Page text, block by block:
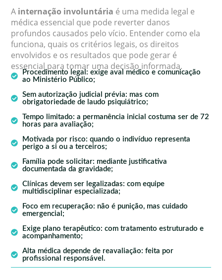
A internação involuntária é uma medida legal e
médica essencial que pode reverter danos
profundos causados pelo vício. Entender como ela
funciona, quais os critérios legais, os direitos
envolvidos e os resultados que pode gerar é
essencial para tomar uma decisão informada.
Procedimento legal: exige aval médico e comunicação
ao Ministério Público;
Sem autorização judicial prévia: mas com
obrigatoriedade de laudo psiquiátrico;
Tempo limitado: a permanência inicial costuma ser de 72
horas para avaliação;
Motivada por risco: quando o indivíduo representa
perigo a si ou a terceiros;
Família pode solicitar: mediante justificativa
documentada da gravidade;
Clínicas devem ser legalizadas: com equipe
multidisciplinar especializada;
Foco em recuperação: não é punição, mas cuidado
emergencial;
Exige plano terapêutico: com tratamento estruturado e
acompanhamento;
Alta médica depende de reavaliação: feita por
profissional responsável.